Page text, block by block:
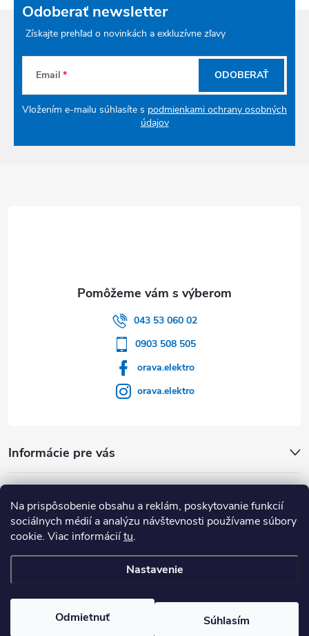
Na prispôsobenie obsahu a reklám, poskytovanie funkcií
sociálnych médií a analýzu návštevnosti používame súbory
cookie. Viac informáciítu.
Nastavenie
Odmietnuť Súhlasím
Odoberať newsletter
Získajte prehľad o novinkách a exkluzívne zľavy
Email
Vložením e-mailu súhlasíte s podmienkami ochrany osobných
údajov
ODOBERAŤ
043 53 060 02
0903 508 505
orava.elektro
orava.elektro
Informácie pre vás
nastavenie cookies